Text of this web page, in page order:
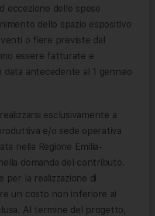
eccezione delle spese
dello spazio espositivo
o fiere previste dal
essere fatturate e
data antecedente al 1 gennaio
esclusivamente a
e/o sede operativa
nella Regione Emilia-
domanda del contributo.
per la realizzazione di
un costo non inferiore ai
Al termine del progetto,